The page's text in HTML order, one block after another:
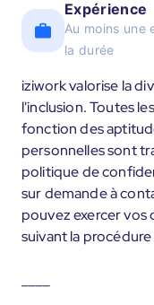
Expérience
Au moins une
la durée
iziwork valorise la
l'inclusion. Toutes
fonction des
personnelles sont
politique de
sur demande à
pouvez exercer
suivant la